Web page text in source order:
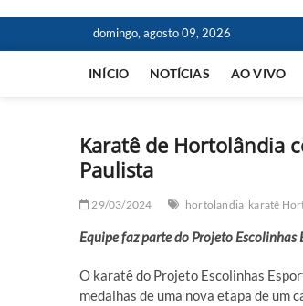
domingo, agosto 09, 2026
INÍCIO NOTÍCIAS AO VIVO
Karatê de Hortolândia
Paulista
29/03/2024 hortolandia karatê
Equipe faz parte do Projeto Escolinhas
O karatê do Projeto Escolinhas
medalhas de uma nova etapa de um